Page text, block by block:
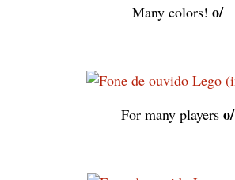
Many colors! o/
For many players o/